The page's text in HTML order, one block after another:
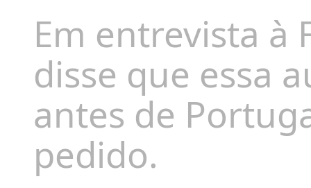
Em entrevista à
disse que essa
antes de
pedido.